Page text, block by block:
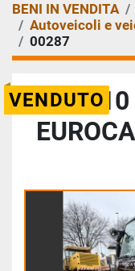
BENI IN VENDITA
Autoveicoli e
00287
VENDUTO
2010